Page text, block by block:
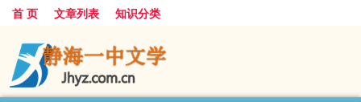
首 页 文章列表 知识分类